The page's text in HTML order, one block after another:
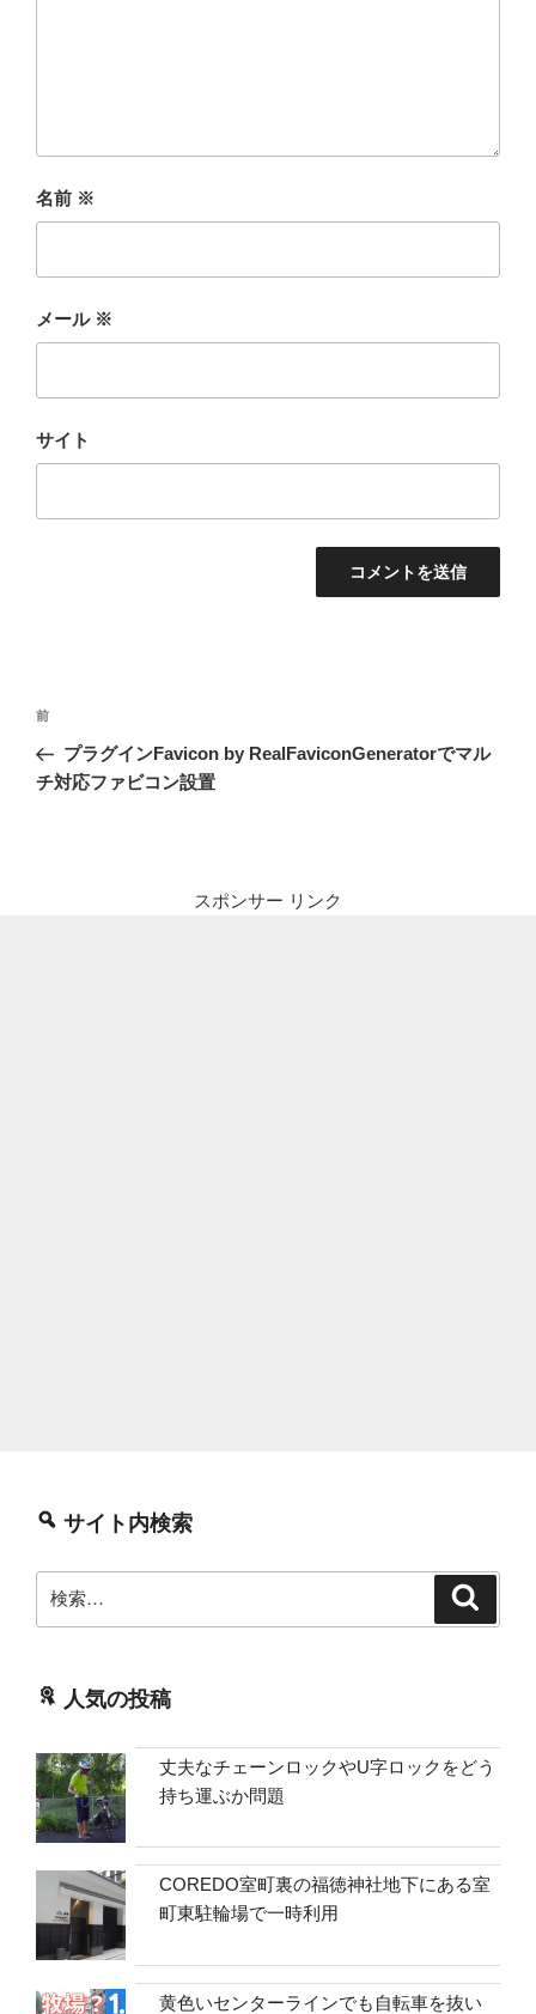
名前 ※
メール ※
サイト
投
ナ
前
の
投
前
プラグインFavicon by RealFaviconGeneratorでマル
チ対応ファビコン設置
スポンサー リンク
サイト内検索
索:
人気の投稿
丈夫なチェーンロックやU字ロックをどう
持ち運ぶか問題
COREDO室町裏の福徳神社地下にある室
町東駐輪場で一時利用
黄色いセンターラインでも自転車を抜い